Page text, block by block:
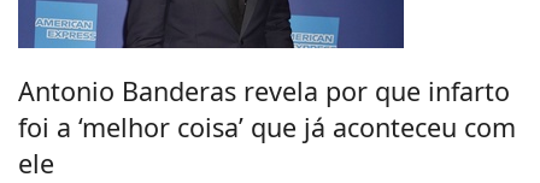
Antonio Banderas revela por que infarto
foi a ‘melhor coisa’ que já aconteceu com
ele